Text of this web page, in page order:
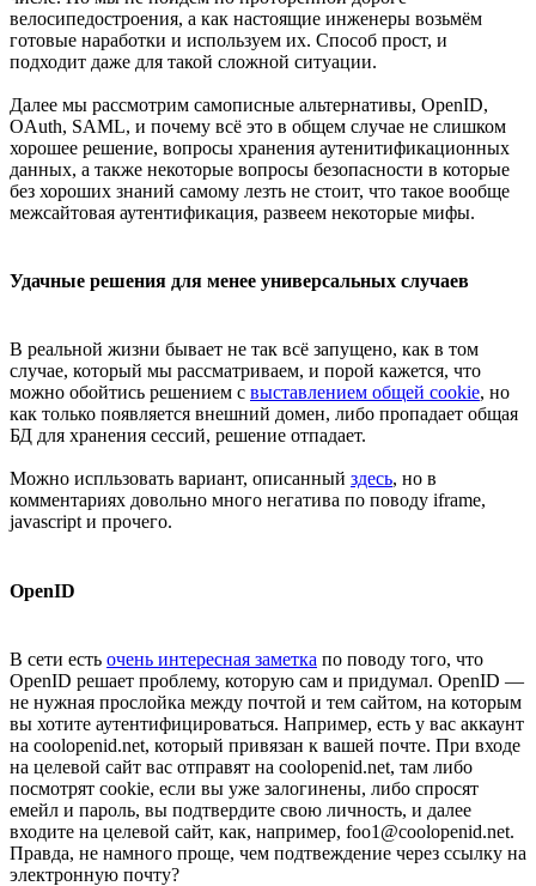
велосипедостроения, а как настоящие инженеры возьмём
готовые наработки и используем их. Способ прост, и
подходит даже для такой сложной ситуации.
Далее мы рассмотрим самописные альтернативы, OpenID,
OAuth, SAML, и почему всё это в общем случае не слишком
хорошее решение, вопросы хранения аутенитификационных
данных, а также некоторые вопросы безопасности в которые
без хороших знаний самому лезть не стоит, что такое вообще
межсайтовая аутентификация, развеем некоторые мифы.
Удачные решения для менее универсальных случаев
В реальной жизни бывает не так всё запущено, как в том
случае, который мы рассматриваем, и порой кажется, что
можно обойтись решением с выставлением общей cookie, но
как только появляется внешний домен, либо пропадает общая
БД для хранения сессий, решение отпадает.
Можно испльзовать вариант, описанный здесь, но в
комментариях довольно много негатива по поводу iframe,
javascript и прочего.
OpenID
В сети есть очень интересная заметка по поводу того, что
OpenID решает проблему, которую сам и придумал. OpenID —
не нужная прослойка между почтой и тем сайтом, на которым
вы хотите аутентифицироваться. Например, есть у вас аккаунт
на coolopenid.net, который привязан к вашей почте. При входе
на целевой сайт вас отправят на coolopenid.net, там либо
посмотрят cookie, если вы уже залогинены, либо спросят
емейл и пароль, вы подтвердите свою личность, и далее
входите на целевой сайт, как, например, foo1@coolopenid.net.
Правда, не намного проще, чем подтвеждение через ссылку на
электронную почту?